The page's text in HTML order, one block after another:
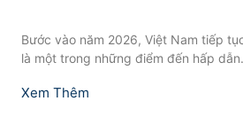
Bước vào năm 2026, Việt Nam tiếp
là một trong những điểm đến hấp
Xem Thêm